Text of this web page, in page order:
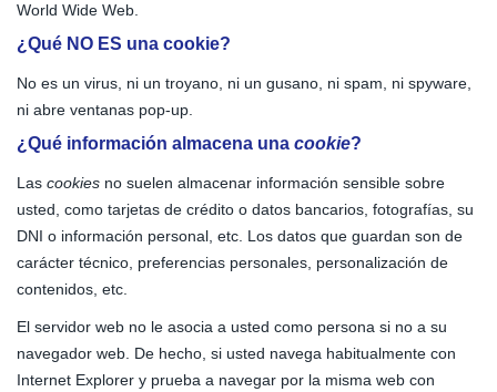
World Wide Web.
¿Qué NO ES una cookie?
No es un virus, ni un troyano, ni un gusano, ni spam, ni spyware,
ni abre ventanas pop-up.
¿Qué información almacena una cookie?
Las cookies no suelen almacenar información sensible sobre
usted, como tarjetas de crédito o datos bancarios, fotografías, su
DNI o información personal, etc. Los datos que guardan son de
carácter técnico, preferencias personales, personalización de
contenidos, etc.
El servidor web no le asocia a usted como persona si no a su
navegador web. De hecho, si usted navega habitualmente con
Internet Explorer y prueba a navegar por la misma web con